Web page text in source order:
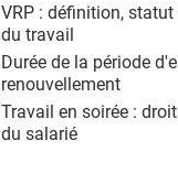
VRP : définition, statut
du travail
Durée de la période
renouvellement
Travail en soirée :
du salarié